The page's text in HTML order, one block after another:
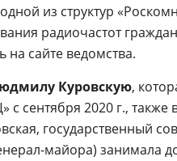
из структур
радиочастот
сайте ведомства.
Куровскую,
сентября 2020 г., также
государственный
майора) занимала